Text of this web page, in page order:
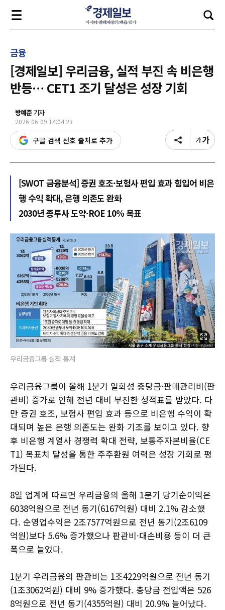
금융
[경제일보] 우리금융, 실적 부진 속 비은행
반등… CET1 조기 달성은 성장 기회
방예준기자
2026-06-09 14:04:23
구글 검색 선호 출처로 추가
[SWOT 금융분석] 증권 호조·보험사 편입 효과 힘입어 비은
행 수익 확대, 은행 의존도 완화
2030년 종투사 도약·ROE 10% 목표
우리금융그룹 실적 통계
우리금융그룹이 올해 1분기 일회성 충당금·판매관리비(판
관비) 증가로 인해 전년 대비 부진한 성적표를 받았다. 다
만 증권 호조, 보험사 편입 효과 등으로 비은행 수익이 확
대되며 높은 은행 의존도는 완화 기조를 보이고 있다. 향
후 비은행 계열사 경쟁력 확대 전략, 보통주자본비율(CE
T1) 목표치 달성을 통한 주주환원 여력은 성장 기회로 평
가된다.
8일 업계에 따르면 우리금융의 올해 1분기 당기순이익은
6038억원으로 전년 동기(6167억원) 대비 2.1% 감소했
다. 순영업수익은 2조7577억원으로 전년 동기(2조6109
억원)보다 5.6% 증가했으나 판관비·대손비용 등이 더 큰
폭으로 늘었다.
1분기 우리금융의 판관비는 1조4229억원으로 전년 동기
(1조3062억원) 대비 9% 증가했다. 충당금 전입액은 526
8억원으로 전년 동기(4355억원) 대비 20.9% 늘어났다.